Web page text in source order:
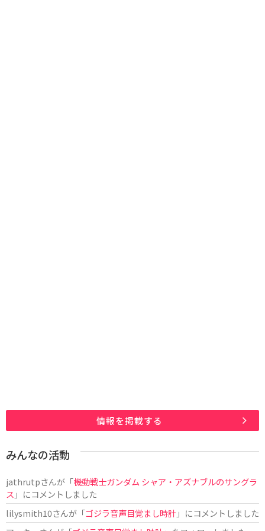
情報を掲載する
みんなの活動
jathrutpさんが「機動戦士ガンダム シャア・アズナブルのサングラ
ス 」にコメントしました
lilysmith10さんが「ゴジラ音声目覚まし時計」にコメントしました